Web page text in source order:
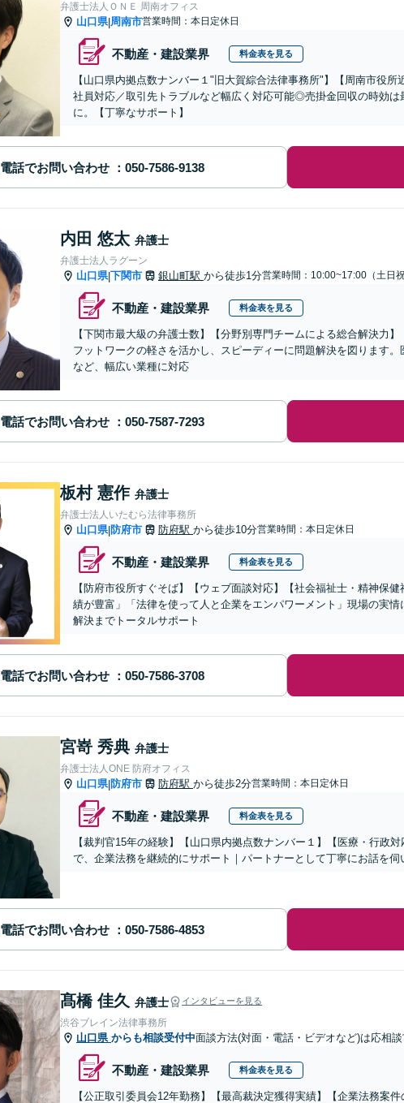
弁護士法人ＯＮＥ 周南オフィス
山口県|周南市営業時間：本日定休日
不動産・建設業界 料金表を見る
【山口県内拠点数ナンバー１"旧大賀綜合法律事務所"】【周南市役
社員対応／取引先トラブルなど幅広く対応可能◎売掛金回収の時効は
に。【丁寧なサポート】
電話でお問い合わせ
内田 悠太 弁護士
弁護士法人ラグーン
山口県|下関市 銀山町駅 から徒歩1分営業時間：10:00~17:00（土日祝
不動産・建設業界 料金表を見る
【下関市最大級の弁護士数】【分野別専門チームによる総合解決力
フットワークの軽さを活かし、スピーディーに問題解決を図ります
など、幅広い業種に対応
電話でお問い合わせ
板村 憲作 弁護士
弁護士法人いたむら法律事務所
山口県|防府市 防府駅 から徒歩10分営業時間：本日定休日
不動産・建設業界 料金表を見る
【防府市役所すぐそば】【ウェブ面談対応】【社会福祉士・精神保
績が豊富」「法律を使って人と企業をエンパワーメント」現場の実
解決までトータルサポート
電話でお問い合わせ
宮嵜 秀典 弁護士
弁護士法人ONE 防府オフィス
山口県|防府市 防府駅 から徒歩2分営業時間：本日定休日
不動産・建設業界 料金表を見る
【裁判官15年の経験】【山口県内拠点数ナンバー１】【医療・行政
で、企業法務を継続的にサポート｜パートナーとして丁寧にお話を伺
電話でお問い合わせ
髙橋 佳久 弁護士 インタビューを見る
渋谷ブレイン法律事務所
山口県 からも相談受付中面談方法(対面・電話・ビデオなど)は応相談
不動産・建設業界 料金表を見る
【公正取引委員会12年勤務】【最高裁決定獲得実績】【企業法務案